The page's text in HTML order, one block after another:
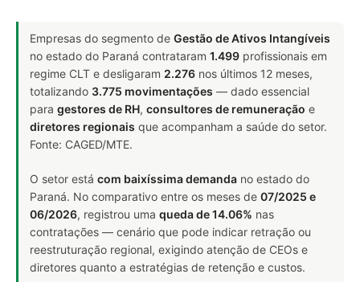
Empresas do segmento de Gestão de Ativos Intangíveis
no estado do Paraná contrataram 1.499 profissionais em
regime CLT e desligaram 2.276 nos últimos 12 meses,
totalizando 3.775 movimentações — dado essencial
para gestores de RH, consultores de remuneração e
diretores regionais que acompanham a saúde do setor.
Fonte: CAGED/MTE.
O setor está com baixíssima demanda no estado do
Paraná. No comparativo entre os meses de 07/2025 e
06/2026, registrou uma queda de 14.06% nas
contratações — cenário que pode indicar retração ou
reestruturação regional, exigindo atenção de CEOs e
diretores quanto a estratégias de retenção e custos.